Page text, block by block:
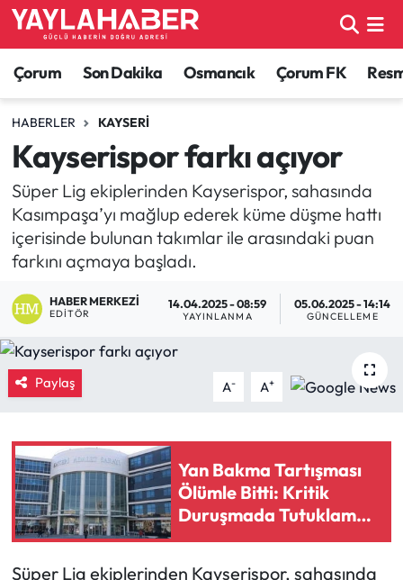
Çorum Son Dakika Osmancık Çorum FK
HABERLER KAYSERI
Kayserispor farkı açıyor
Süper Lig ekiplerinden Kayserispor, sahasında
Kasımpaşa’yı mağlup ederek küme düşme hattı
içerisinde bulunan takımlar ile arasındaki puan
farkını açmaya başladı.
HABER MERKEZI
EDITÖR
14.04.2025 - 08:59
YAYINLANMA
05.06.2025 - 14:14
GÜNCELLEME
Paylaş A- A+
Yan Bakma Tartışması
Ölümle Bitti: Kritik
Duruşmada Tutuklama
İstendi
Süper Lig ekiplerinden Kayserispor, sahasında
Alaca Haberleri
Bayat Haberleri
Bilgi - Keşfet Haberleri
Bilim ve Teknoloji
Boğazkale Haberleri
Çorum Haberleri
Çorum Son Dakika Haberleri
Dodurga Haberleri
Ekonomi
Güncel
İskilip Haberleri
Çorum Nöbetçi Eczaneler
Çorum Hava Durumu
Çorum Namaz Vakitleri
Çorum Trafik Yoğunluk Haritası
TFF 1.Lig Puan Durumu ve Fikstür
Tüm Manşetler
Son Dakika Haberleri
Haber Arşivi